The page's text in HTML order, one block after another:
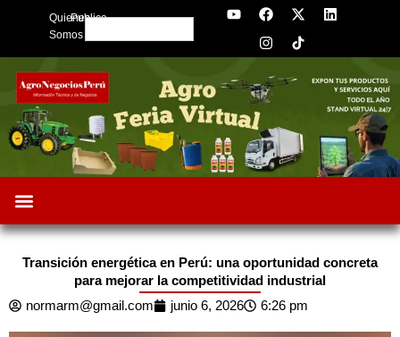
Quienes
Somos
Publica
Search
Y
o
b
e
F
a
c
e
o
o
k
X
-
t
w
t
L
i
d
n
I
n
s
t
g
r
a
Transición energética en Perú: una oportunidad concreta
para mejorar la competitividad industrial
normarm@gmail.com
junio 6, 2026 6:26 pm